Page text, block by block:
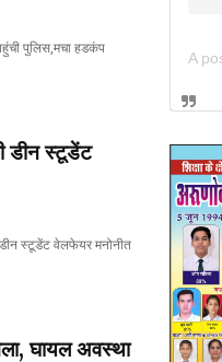
पुलिस,मचा हडकंप
डीन स्टूडेंट
डीन स्टूडेंट वेलफेयर मनोनीत
घायल अवस्था